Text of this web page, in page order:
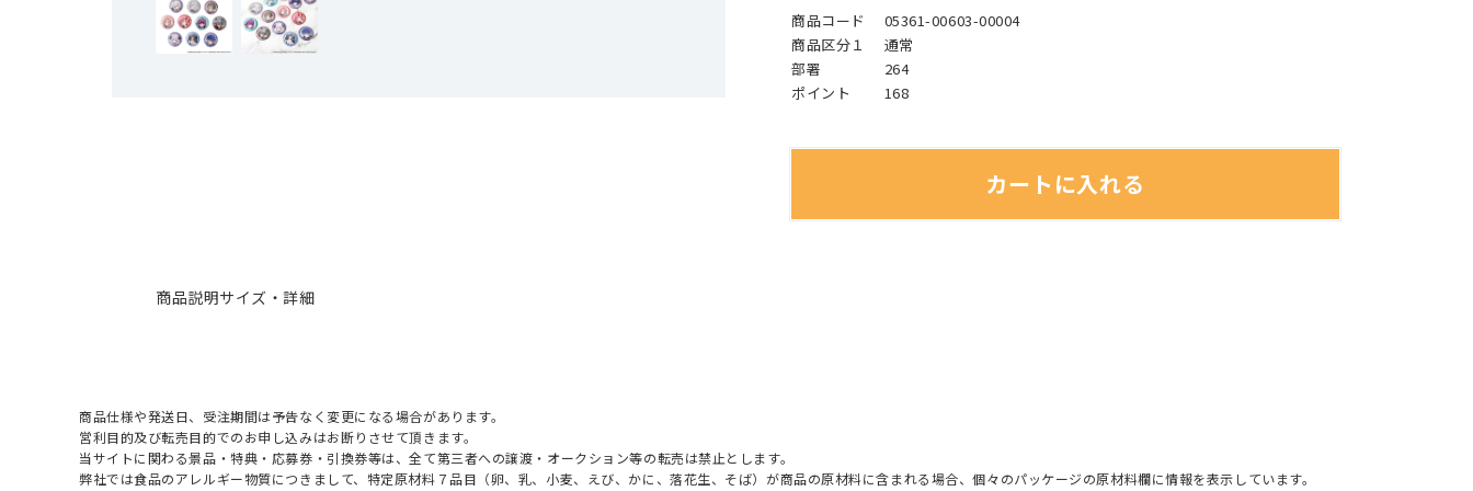
商品コード
05361-00603-00004
商品区分１
通常
部署
264
ポイント
168
カートに入れる
商品説明サイズ・詳細
商品仕様や発送日、受注期間は予告なく変更になる場合があります。
営利目的及び転売目的でのお申し込みはお断りさせて頂きます。
当サイトに関わる景品・特典・応募券・引換券等は、全て第三者への譲渡・オークション等の転売は禁止とします。
弊社では食品のアレルギー物質につきまして、特定原材料７品目（卵、乳、小麦、えび、かに、落花生、そば）が商品の原材料に含まれる場合、個々のパッケージの原材料欄に情報を表示しています。